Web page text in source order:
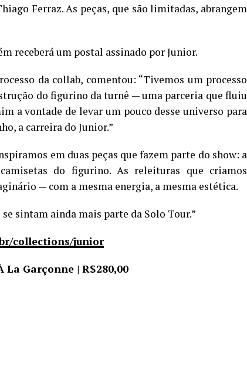
Ferraz. As peças, que são limitadas, abrangem
receberá um postal assinado por Junior.
da collab, comentou: “Tivemos um processo
do figurino da turnê — uma parceria que fluiu
a vontade de levar um pouco desse universo para
a carreira do Junior.”
em duas peças que fazem parte do show: a
do figurino. As releituras que criamos
— com a mesma energia, a mesma estética.
se sintam ainda mais parte da Solo Tour.”
collections/junior
Garçonne | R$280,00